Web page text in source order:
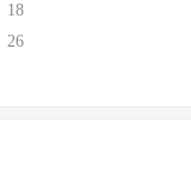
18
26